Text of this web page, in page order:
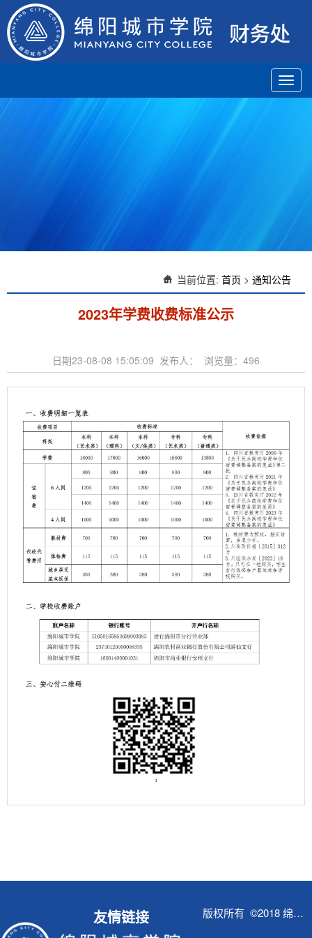
当前位置: 首页 > 通知公告
2023年学费收费标准公示
日期23-08-08 15:05:09 发布人： 浏览量： 496
友情链接 版权所有 ©2018 绵阳城市学院财务处